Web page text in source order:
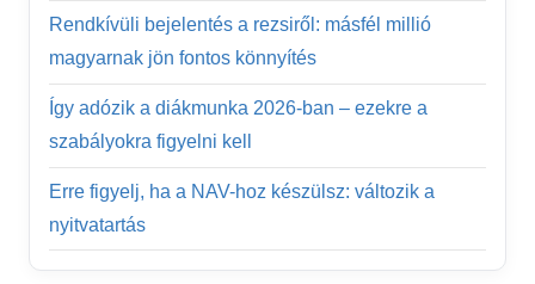
Rendkívüli bejelentés a rezsiről: másfél millió
magyarnak jön fontos könnyítés
Így adózik a diákmunka 2026-ban – ezekre a
szabályokra figyelni kell
Erre figyelj, ha a NAV-hoz készülsz: változik a
nyitvatartás